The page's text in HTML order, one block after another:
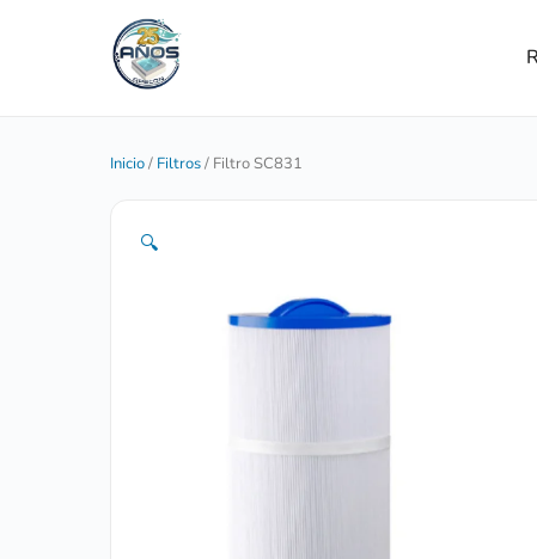
Inicio/ Filtros/ Filtro SC831
🔍